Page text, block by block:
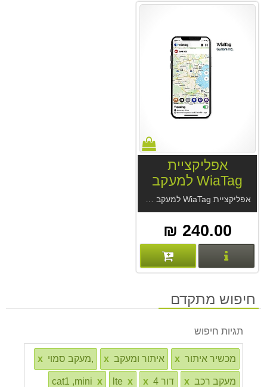
אפליקציית
WiaTag למעקב
עובדים
אפליקציית WiaTag למעקב וניהול עובדים, נהגים ואנשים בסיכון. האפליקציה הופכת את הטלפון הנייד ל
240.00 ₪
פרטים נוספים
חיפוש מתקדם
תגיות חיפוש
מכשיר איתור x איתור ומעקב x ,מעקב סמוי x
מעקב רכב x דור 4 x
lte x
cat1 ,mini x